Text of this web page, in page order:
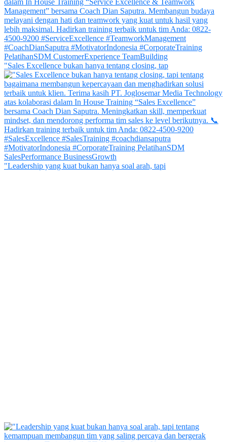
"Sales Excellence bukan hanya tentang closing, tap
"Leadership yang kuat bukan hanya soal arah, tapi